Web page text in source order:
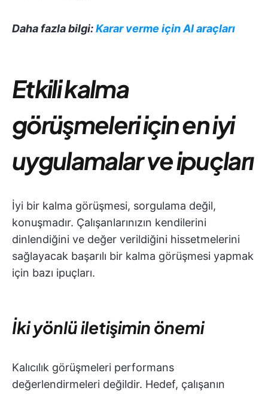
Daha fazla bilgi:Karar verme için AI araçları
Etkili kalma
görüşmeleri için en iyi
uygulamalar ve ipuçları
İyi bir kalma görüşmesi, sorgulama değil,
konuşmadır. Çalışanlarınızın kendilerini
dinlendiğini ve değer verildiğini hissetmelerini
sağlayacak başarılı bir kalma görüşmesi yapmak
için bazı ipuçları.
İki yönlü iletişimin önemi
Kalıcılık görüşmeleri performans
değerlendirmeleri değildir. Hedef, çalışanın